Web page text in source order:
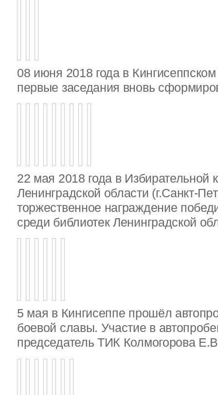
08 июня 2018 года в
первые заседания вновь
22 мая 2018 года в Избирательной
Ленинградской области (г.Санкт-
торжественное награждение
среди библиотек Ленинградской
5 мая в Кингисеппе прошёл
боевой славы. Участие в
председатель ТИК Колмогорова